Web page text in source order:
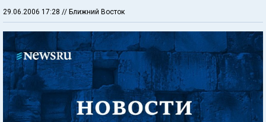
29.06.2006 17:28 // Ближний Восток